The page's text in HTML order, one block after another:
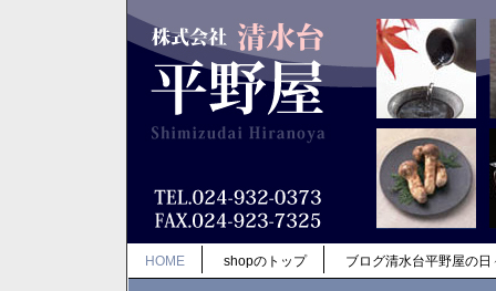
HOME shopのトップ ブログ清水台平野屋の日